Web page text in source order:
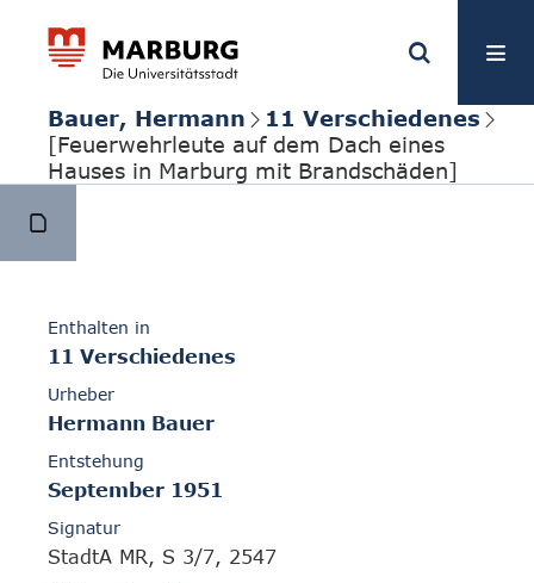
Bauer, Hermann
11 Verschiedenes
[Feuerwehrleute auf dem Dach eines
Hauses in Marburg mit Brandschäden]
Enthalten in
11 Verschiedenes
Urheber
Hermann Bauer
Entstehung
September 1951
Signatur
StadtA MR, S 3/7, 2547